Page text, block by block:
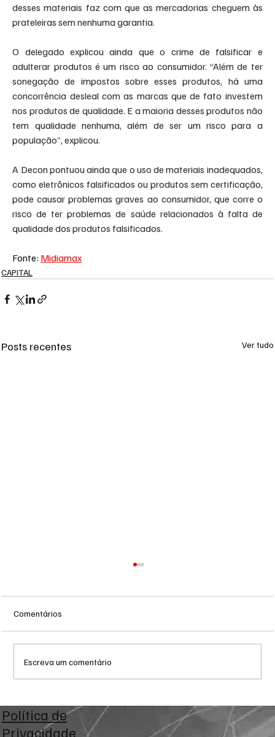
desses materiais faz com que as mercadorias cheguem às
prateleiras sem nenhuma garantia.
O delegado explicou ainda que o crime de falsificar e
adulterar produtos é um risco ao consumidor. “Além de ter
sonegação de impostos sobre esses produtos, há uma
concorrência desleal com as marcas que de fato investem
nos produtos de qualidade. E a maioria desses produtos não
tem qualidade nenhuma, além de ser um risco para a
população”, explicou.
A Decon pontuou ainda que o uso de materiais inadequados,
como eletrônicos falsificados ou produtos sem certificação,
pode causar problemas graves ao consumidor, que corre o
risco de ter problemas de saúde relacionados à falta de
qualidade dos produtos falsificados.
Fonte: Midiamax
CAPITAL
Posts recentes Ver tudo
Prefeitura de Campo Grande intensifica
combate ao trabalho infantil em pontos de
tráfego
Comentários
Escreva um comentário
Política de
Privacidade